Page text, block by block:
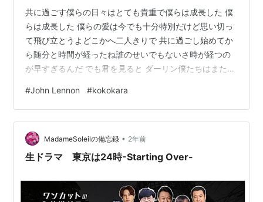
共に過ごす僕らの日々はとても貴重で僕らは成長した 僕
らは成長した 僕らの愛は今でも十分特別だけど思い切っ
て飛び立とうよどこかへ二人きりで 共に過ごし始めてか
ら随分と時間が経ったね誰のせいでもないさ時が経つの
が早すぎるんだ でも君を見ると ダーリン僕たちはまた恋
な新たな始まりなんだ 僕らは毎日愛を交わしてきたけど
もっとゆっくり愛し合っていけるよ 今こそ翼を広げて飛
んで行く時一日も無駄にしちゃダメだそれはまるで 最初
からやり直すような新たな始まりなんだ 二人だけで飛び
立とうどこか遠くを旅しよう 遠くへ僕らはまた ずっと二
#John Lennon #kokokara
MadameSoleilの備忘録 • 2年前
生ドラマ 東京は24時-Starting Over-